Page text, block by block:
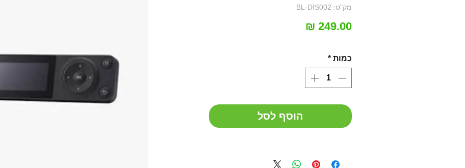
מק"ט: BL-DIS002
כמות *
הוסף לסל